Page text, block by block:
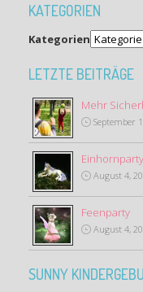
KATEGORIEN
Kategorien
LETZTE BEITRÄGE
Mehr
September
Einhornparty
August 4,
Feenparty
August 4,
SUNNY